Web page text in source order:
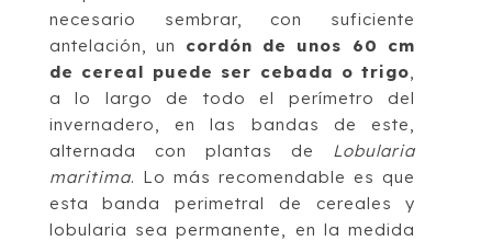
necesario sembrar, con suficiente
antelación, un cordón de unos 60 cm
de cereal puede ser cebada o trigo,
a lo largo de todo el perímetro del
invernadero, en las bandas de este,
alternada con plantas de Lobularia
maritima. Lo más recomendable es que
esta banda perimetral de cereales y
lobularia sea permanente, en la medida